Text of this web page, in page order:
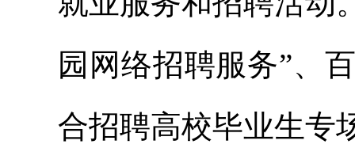
园网络招聘服务”、
合招聘高校毕业生专